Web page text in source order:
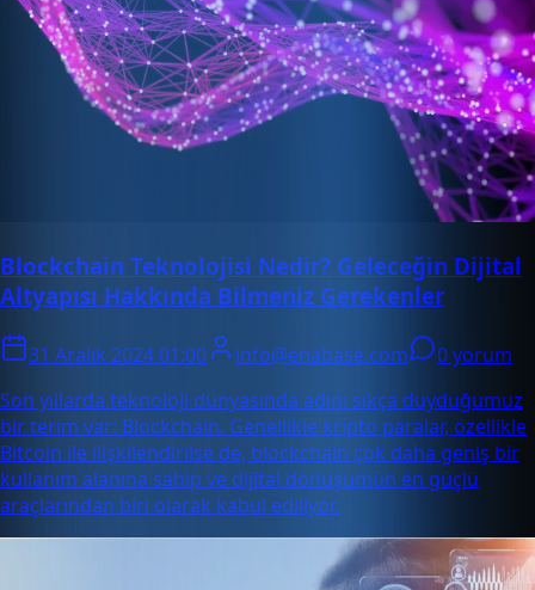
Blockchain Teknolojisi Nedir? Geleceğin Dijital
Altyapısı Hakkında Bilmeniz Gerekenler
31 Aralık 2024 01:00 info@enabase.com
0 yorum
Son yıllarda teknoloji dünyasında adını sıkça duyduğumuz
bir terim var: Blockchain. Genellikle kripto paralar, özellikle
Bitcoin ile ilişkilendirilse de, blockchain çok daha geniş bir
kullanım alanına sahip ve dijital dönüşümün en güçlü
araçlarından biri olarak kabul ediliyor.